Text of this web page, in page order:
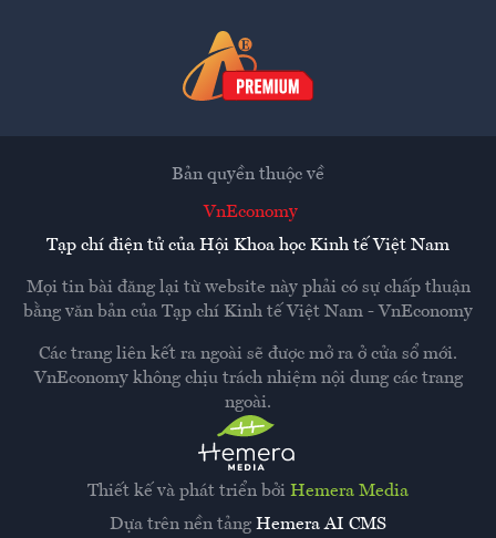
Thiết kế và phát triển bởi Hemera Media
Dựa trên nền tảng Hemera AI CMS
Bản quyền thuộc về
VnEconomy
Tạp chí điện tử của Hội Khoa học Kinh tế Việt Nam
Mọi tin bài đăng lại từ website này phải có sự chấp thuận
bằng văn bản của Tạp chí Kinh tế Việt Nam - VnEconomy
Các trang liên kết ra ngoài sẽ được mở ra ở cửa sổ mới.
VnEconomy không chịu trách nhiệm nội dung các trang
ngoài.